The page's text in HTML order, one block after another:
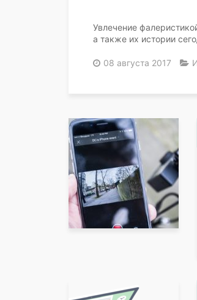
Увлечение
а также их истории
08 августа 2017